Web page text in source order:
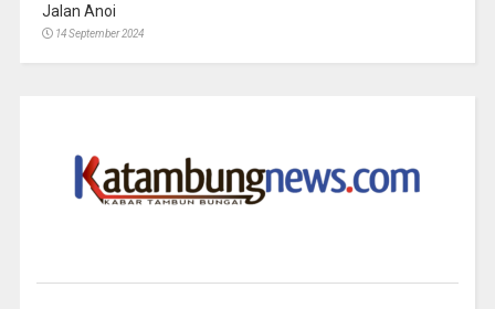
Jalan Anoi
14 September 2024